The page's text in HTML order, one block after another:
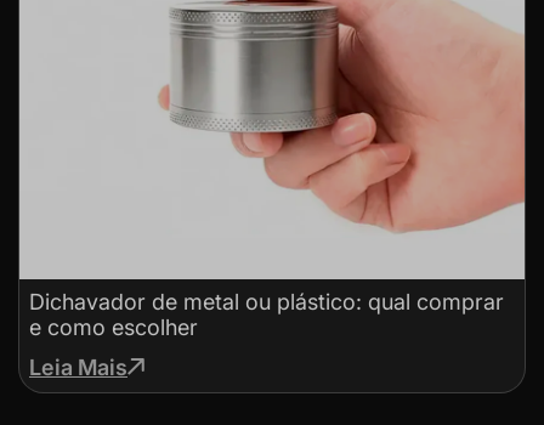
Dichavador de metal ou plástico: qual comprar
e como escolher
Leia Mais